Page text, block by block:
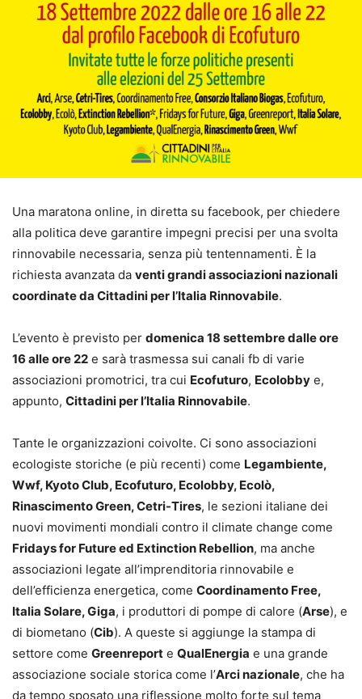
Una maratona online, in diretta su facebook, per chiedere
alla politica deve garantire impegni precisi per una svolta
rinnovabile necessaria, senza più tentennamenti. È la
richiesta avanzata da venti grandi associazioni nazionali
coordinate da Cittadini per l’Italia Rinnovabile.
L’evento è previsto per domenica 18 settembre dalle ore
16 alle ore 22 e sarà trasmessa sui canali fb di varie
associazioni promotrici, tra cui Ecofuturo, Ecolobby e,
appunto, Cittadini per l’Italia Rinnovabile.
Tante le organizzazioni coivolte. Ci sono associazioni
ecologiste storiche (e più recenti) come Legambiente,
Wwf, Kyoto Club, Ecofuturo, Ecolobby, Ecolò,
Rinascimento Green, Cetri-Tires, le sezioni italiane dei
nuovi movimenti mondiali contro il climate change come
Fridays for Future ed Extinction Rebellion, ma anche
associazioni legate all’imprenditoria rinnovabile e
dell’efficienza energetica, come Coordinamento Free,
Italia Solare, Giga, i produttori di pompe di calore (Arse), e
di biometano (Cib). A queste si aggiunge la stampa di
settore come Greenreport e QualEnergia e una grande
associazione sociale storica come l’Arci nazionale, che ha
da tempo sposato una riflessione molto forte sul tema